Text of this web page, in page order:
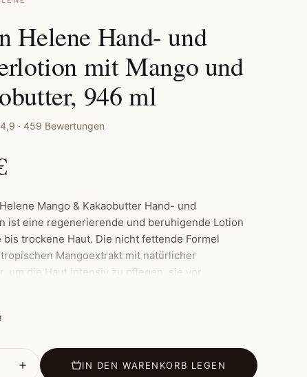
Helene Hand- und
mit Mango und
946 ml
4,9 · 459 Bewertungen
Mango & Kakaobutter Hand- und
ist eine regenerierende und beruhigende Lotion
bis trockene Haut. Die nicht fettende Formel
Mangoextrakt mit natürlicher
um die Haut intensiv zu pflegen, sie vor
zu schützen und sie seidig-weich zu
IN DEN WARENKORB LEGEN